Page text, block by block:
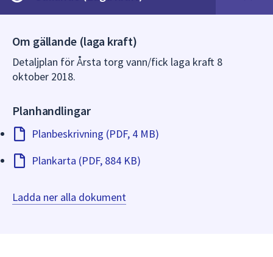
Om gällande (laga kraft)
Detaljplan för Årsta torg vann/fick laga kraft 8
oktober 2018.
Planhandlingar
Planbeskrivning (PDF, 4 MB)
Plankarta (PDF, 884 KB)
Ladda ner alla dokument